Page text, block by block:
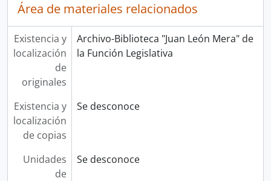
Área de materiales relacionados
Existencia y
localización
de
originales
Archivo-Biblioteca "Juan León Mera" de
la Función Legislativa
Existencia y
localización
de copias
Se desconoce
Unidades
de
Se desconoce